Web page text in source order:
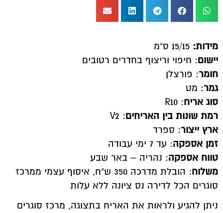
מידות:
יישום: חיפוי וריצוף בחדרים רטובים
חומר: פורצלן
גמר: מט
סוג אריח: R10
רמת שונות בין האריחים: V2
ארץ ייצור: ספרד
זמן אספקה: עד 7 ימי עבודה
טווח אספקה: נהריה – באר שבע
משלוח
: הובלת מדרכה 350 ש"ח, איסוף עצמי ממרכז
סוגרים הכל לדירה נס ציונה ללא עלות
ניתן להגיע ולראות את האריח בתצוגה, מרכז סוגרים